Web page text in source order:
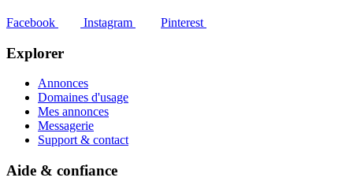
Facebook Instagram Pinterest
Explorer
Annonces
Domaines d'usage
Mes annonces
Messagerie
Support & contact
Aide & confiance